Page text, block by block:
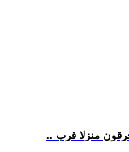
منزلا قرب